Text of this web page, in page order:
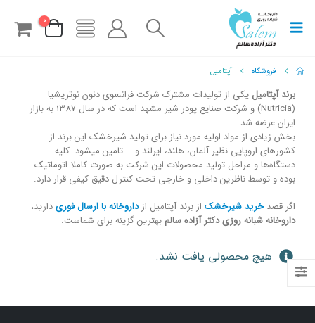
0
فروشگاه آپتامیل
برند آپتامیل یکی از تولیدات مشترک شرکت فرانسوی دنون نوتریشیا
(Nutricia) و شرکت صنایع پودر شیر مشهد است که در سال 1387 به بازار
ایران عرضه شد.
بخش زیادی از مواد اولیه مورد نیاز برای تولید شیرخشک این برند از
کشورهای اروپایی نظیر آلمان، هلند، ایرلند و … تامین میشود. کلیه
دستگاه‌ها و مراحل تولید محصولات این شرکت به صورت کاملا اتوماتیک
بوده و توسط ناظرین داخلی و خارجی تحت کنترل دقیق کیفی قرار دارد.
اگر قصدخرید شیرخشک از برند آپتامیل ازداروخانه با ارسال فوریدارید،
داروخانه شبانه روزی دکتر آزاده سالم بهترین گزینه برای شماست.
هیچ محصولی یافت نشد.